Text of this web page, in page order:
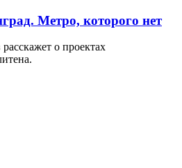
Метро, которого нет
о проектах